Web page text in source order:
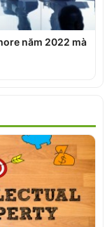
năm 2022 mà